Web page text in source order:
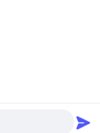
dilindungi.